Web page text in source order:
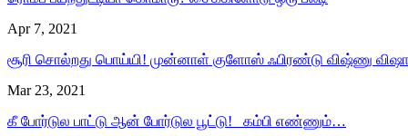
Apr 7, 2021
சூரி சொல்றது பொய்யி! முன்னாள் குளோஸ் ஃபிரண்டு விஷ்ணு
Mar 23, 2021
கீ போர்டுல பாட்டு ஆன் போர்டுல பூட்டு! கம்பி எண்ணும்…